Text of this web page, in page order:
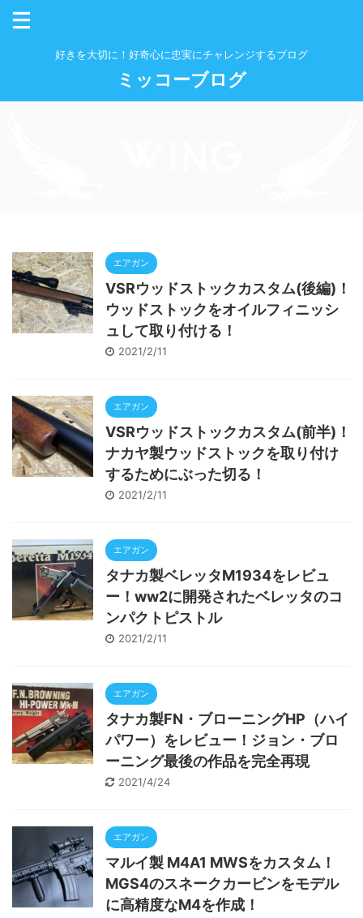
好きを大切に！好奇心に忠実にチャレンジするブログ
ミッコーブログ
エアガン
VSRウッドストックカスタム(後編)！
ウッドストックをオイルフィニッシ
ュして取り付ける！
2021/2/11
エアガン
VSRウッドストックカスタム(前半)！
ナカヤ製ウッドストックを取り付け
するためにぶった切る！
2021/2/11
エアガン
タナカ製ベレッタⅯ1934をレビュ
ー！ww2に開発されたベレッタのコ
ンパクトピストル
2021/2/11
エアガン
タナカ製FN・ブローニングHP（ハイ
パワー）をレビュー！ジョン・ブロ
ーニング最後の作品を完全再現
2021/4/24
エアガン
マルイ製 M4A1 MWSをカスタム！
MGS4のスネークカービンをモデル
に高精度なM4を作成！